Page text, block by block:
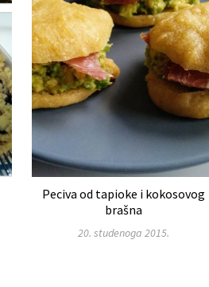
Peciva od tapioke i kokosovog
brašna
20. studenoga 2015.